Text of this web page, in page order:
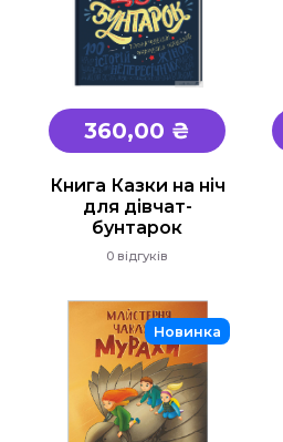
360,00 ₴
Книга Казки на ніч
для дівчат-
бунтарок
0 відгуків
Новинка
Математика
ЗНО та ДПА
4 клас
11 клас
Художня
"Є" Підтримка,
користю
Для дітей
Для дорослих